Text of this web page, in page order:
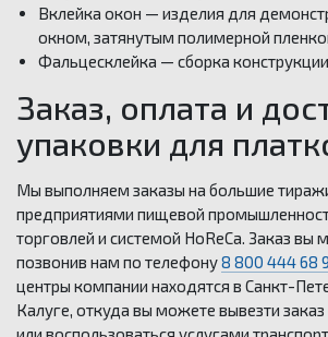
Вклейка окон — изделия для
окном, затянутым полимерной
Фальцесклейка — сборка
Заказ, оплата и
упаковки для
Мы выполняем заказы на большие
предприятиями пищевой
торговлей и системой HoReCa. Заказ вы
позвонив нам по телефону8 800 444 68
центры компании находятся в Санкт-
Калуге, откуда вы можете вывезти